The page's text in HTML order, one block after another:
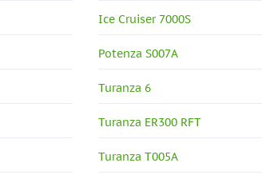
Ice Cruiser 7000S
Potenza S007A
Turanza 6
Turanza ER300 RFT
Turanza T005A